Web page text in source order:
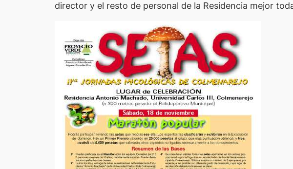
director y el resto de personal de la Residencia mejor